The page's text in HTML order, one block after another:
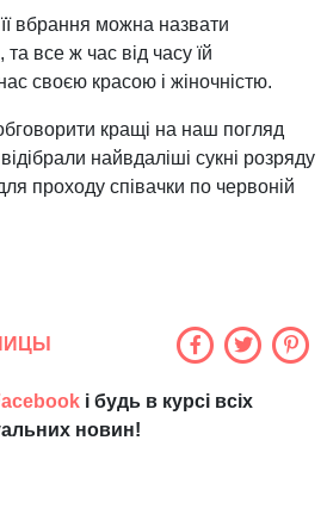
вбрання можна назвати
все ж час від часу їй
своєю красою і жіночністю.
кращі на наш погляд
найвдаліші сукні розряду
проходу співачки по червоній
і будь в курсі всіх
новин!